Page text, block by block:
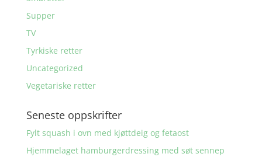
Supper
TV
Tyrkiske retter
Uncategorized
Vegetariske retter
Seneste oppskrifter
Fylt squash i ovn med kjøttdeig og fetaost
Hjemmelaget hamburgerdressing med søt sennep